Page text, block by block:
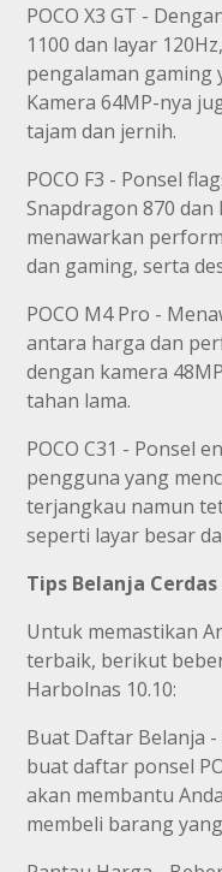
POCO X3 GT -
1100 dan layar
pengalaman gaming
Kamera 64MP-nya
tajam dan jernih.
POCO F3 - Ponsel
Snapdragon 870 dan
menawarkan
dan gaming, serta
POCO M4 Pro -
antara harga dan
dengan kamera
tahan lama.
POCO C31 - Ponsel
pengguna yang
terjangkau namun
seperti layar besar
Tips Belanja
Untuk memastikan
terbaik, berikut
Harbolnas 10.10:
Buat Daftar Belanja
buat daftar ponsel
akan membantu
membeli barang